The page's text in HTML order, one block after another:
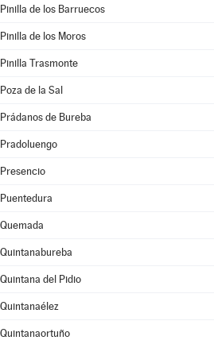
Pinilla de los Barruecos
Pinilla de los Moros
Pinilla Trasmonte
Poza de la Sal
Prádanos de Bureba
Pradoluengo
Presencio
Puentedura
Quemada
Quintanabureba
Quintana del Pidio
Quintanaélez
Quintanaortuño